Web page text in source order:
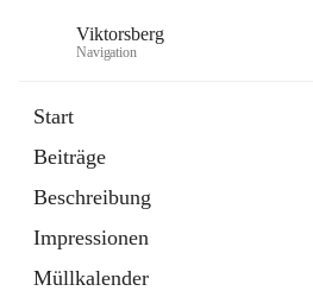
Viktorsberg
Navigation
Start
Beiträge
Beschreibung
Impressionen
Müllkalender
1 Schnellzugriff
Bürgerservice
10 Schnellzugriffe